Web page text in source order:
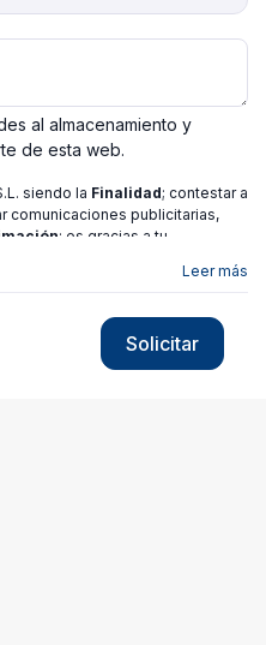
al almacenamiento y
de esta web.
siendo la Finalidad; contestar a
comunicaciones publicitarias,
; es gracias a tu
de Acceso,
de privacidad
Leer más
Solicitar